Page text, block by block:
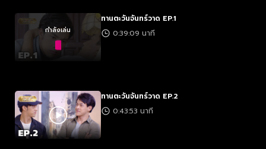
กำลังเล่น
ทานตะวันจันทร์วาด EP.1
0:39:09 นาที
ทานตะวันจันทร์วาด EP.2
0:43:53 นาที